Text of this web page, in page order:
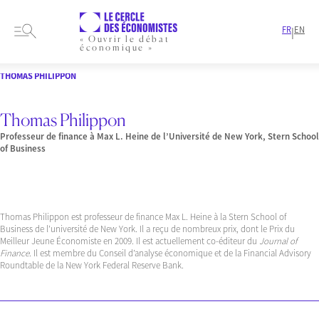
« Ouvrir le débat
économique »
FR|EN
THOMAS PHILIPPON
Thomas Philippon
Professeur de finance à Max L. Heine de l’Université de New York, Stern School
of Business
Thomas Philippon est professeur de finance Max L. Heine à la Stern School of
Business de l’université de New York. Il a reçu de nombreux prix, dont le Prix du
Meilleur Jeune Économiste en 2009. Il est actuellement co-éditeur du Journal of
Finance. Il est membre du Conseil d’analyse économique et de la Financial Advisory
Roundtable de la New York Federal Reserve Bank.